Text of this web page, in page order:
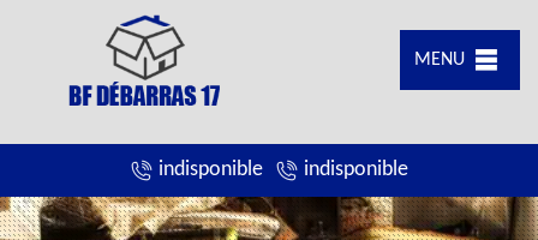
MENU
indisponible indisponible